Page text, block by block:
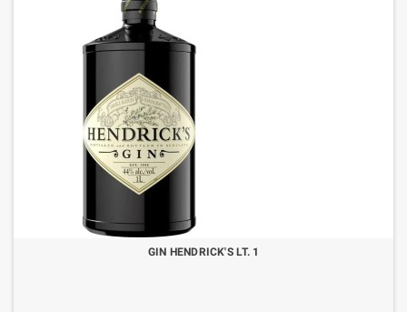
GIN HENDRICK'S LT. 1